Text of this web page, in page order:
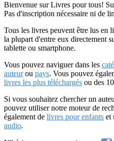
Bienvenue sur Livres pour tous!
Pas d'inscription nécessaire ni de
Tous les livres peuvent être lus en
la plupart d'entre eux directement
tablette ou smartphone.
Vous pouvez naviguer dans les
auteurou pays. Vous pouvez
livres les plus téléchargés ou des
Si vous souhaitez chercher un
pouvez utiliser notre moteur de
également de livres pour enfants et
audio.